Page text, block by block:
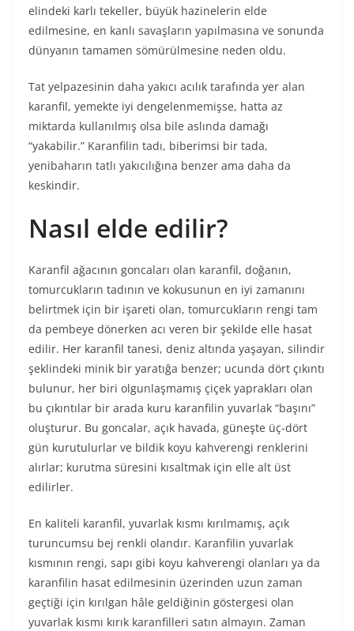
elindeki karlı tekeller, büyük hazinelerin elde
edilmesine, en kanlı savaşların yapılmasına ve sonunda
dünyanın tamamen sömürülmesine neden oldu.
Tat yelpazesinin daha yakıcı acılık tarafında yer alan
karanfil, yemekte iyi dengelenmemişse, hatta az
miktarda kullanılmış olsa bile aslında damağı
“yakabilir.” Karanfilin tadı, biberimsi bir tada,
yenibaharın tatlı yakıcılığına benzer ama daha da
keskindir.
Nasıl elde edilir?
Karanfil ağacının goncaları olan karanfil, doğanın,
tomurcukların tadının ve kokusunun en iyi zamanını
belirtmek için bir işareti olan, tomurcukların rengi tam
da pembeye dönerken acı veren bir şekilde elle hasat
edilir. Her karanfil tanesi, deniz altında yaşayan, silindir
şeklindeki minik bir yaratığa benzer; ucunda dört çıkıntı
bulunur, her biri olgunlaşmamış çiçek yaprakları olan
bu çıkıntılar bir arada kuru karanfilin yuvarlak “başını”
oluşturur. Bu goncalar, açık havada, güneşte üç-dört
gün kurutulurlar ve bildik koyu kahverengi renklerini
alırlar; kurutma süresini kısaltmak için elle alt üst
edilirler.
En kaliteli karanfil, yuvarlak kısmı kırılmamış, açık
turuncumsu bej renkli olandır. Karanfilin yuvarlak
kısmının rengi, sapı gibi koyu kahverengi olanları ya da
karanfilin hasat edilmesinin üzerinden uzun zaman
geçtiği için kırılgan hâle geldiğinin göstergesi olan
yuvarlak kısmı kırık karanfilleri satın almayın. Zaman